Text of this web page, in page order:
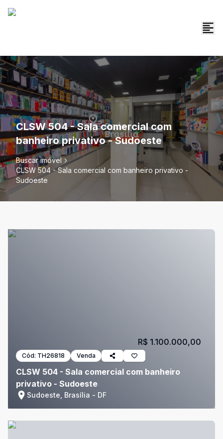
CLSW 504 - Sala comercial com
banheiro privativo - Sudoeste
Buscar imóvel
CLSW 504 - Sala comercial com banheiro privativo -
Sudoeste
Cód: TH26818 Venda
CLSW 504 - Sala comercial com banheiro
privativo - Sudoeste
Sudoeste, Brasília - DF
R$ 1.100.000,00